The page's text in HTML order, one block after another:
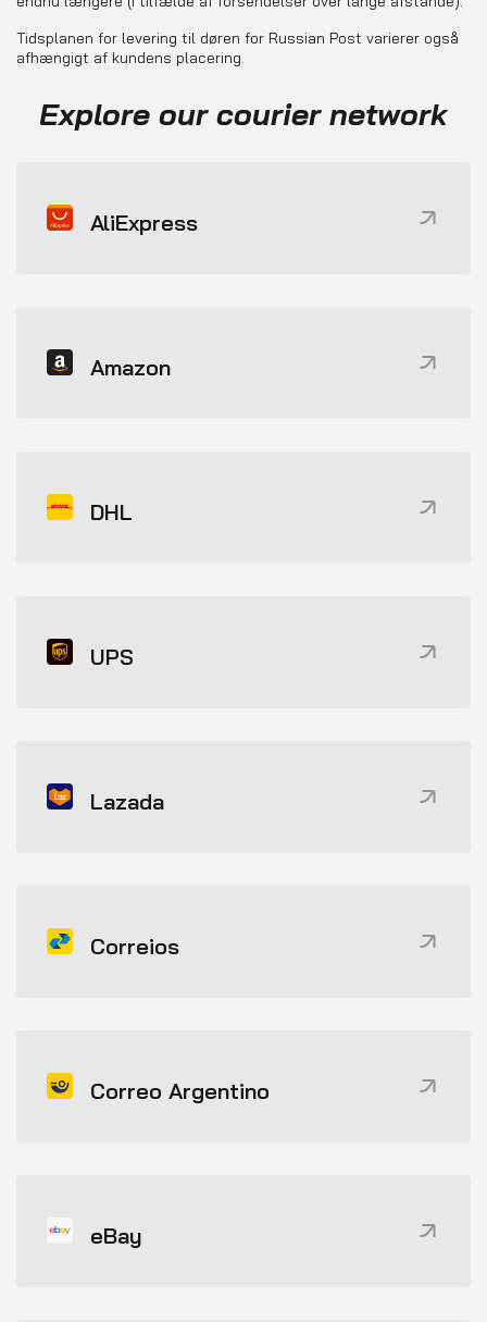
Tidsplanen for levering til døren for Russian Post varierer også
afhængigt af kundens placering.
Explore our courier network
AliExpress
Amazon
DHL
UPS
Lazada
Correios
Correo Argentino
eBay